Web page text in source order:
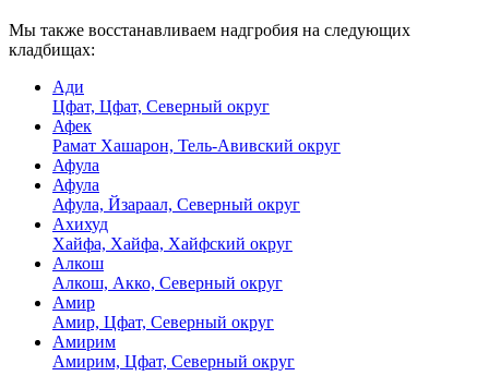
Мы также восстанавливаем надгробия на следующих
кладбищах:
Ади
Цфат, Цфат, Северный округ
Афек
Рамат Хашарон, Тель-Авивский округ
Афула
Афула
Афула, Йзараал, Северный округ
Ахихуд
Хайфа, Хайфа, Хайфский округ
Алкош
Алкош, Акко, Северный округ
Амир
Амир, Цфат, Северный округ
Амирим
Амирим, Цфат, Северный округ